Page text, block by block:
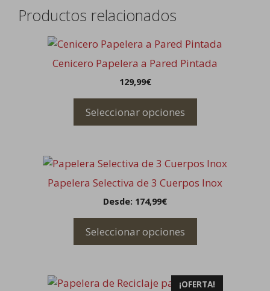
Productos relacionados
Cenicero Papelera a Pared Pintada
129,99€
Seleccionar opciones
producto
pueden
Papelera Selectiva de 3 Cuerpos Inox
Desde: 174,99€
Seleccionar opciones
producto
pueden
¡OFERTA!